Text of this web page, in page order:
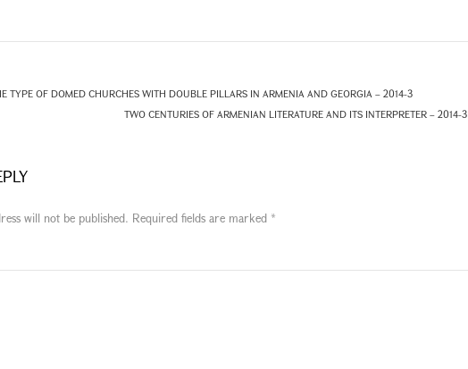
TYPE OF DOMED CHURCHES WITH DOUBLE PILLARS IN ARMENIA AND GEORGIA – 2014-3
TWO CENTURIES OF ARMENIAN LITERATURE AND ITS INTERPRETER – 2014-3
will not be published. Required fields are marked *